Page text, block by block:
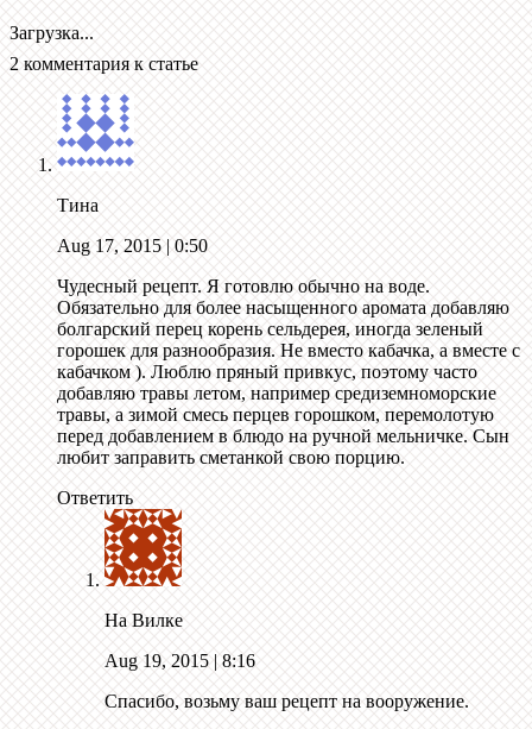
Загрузка...
2 комментария к статье
Тина
Aug 17, 2015| 0:50
Чудесный рецепт. Я готовлю обычно на воде.
Обязательно для более насыщенного аромата добавляю
болгарский перец корень сельдерея, иногда зеленый
горошек для разнообразия. Не вместо кабачка, а вместе с
кабачком ). Люблю пряный привкус, поэтому часто
добавляю травы летом, например средиземноморские
травы, а зимой смесь перцев горошком, перемолотую
перед добавлением в блюдо на ручной мельничке. Сын
любит заправить сметанкой свою порцию.
Ответить
На Вилке
Aug 19, 2015| 8:16
Спасибо, возьму ваш рецепт на вооружение.